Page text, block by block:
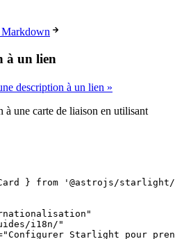
Markdown
à un lien
description à un lien »
une carte de liaison en utilisant
} from ' @astrojs/starlight/
"
i18n/ "
"Configurer Starlight pour